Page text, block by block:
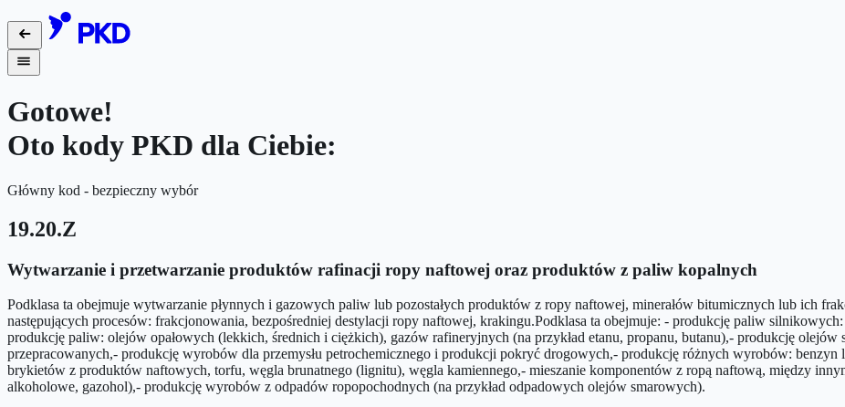
Gotowe!
Oto kody PKD dla Ciebie:
Główny kod - bezpieczny wybór
19.20.Z
Wytwarzanie i przetwarzanie produktów rafinacji ropy naftowej oraz produktów z paliw kopalnych
Podklasa ta obejmuje wytwarzanie płynnych i gazowych paliw lub pozostałych produktów z ropy naftowej, minerałów bitumicznych lub ich
następujących procesów: frakcjonowania, bezpośredniej destylacji ropy naftowej, krakingu.Podklasa ta obejmuje: - produkcję paliw
produkcję paliw: olejów opałowych (lekkich, średnich i ciężkich), gazów rafineryjnych (na przykład etanu, propanu, butanu),- produkcję
przepracowanych,- produkcję wyrobów dla przemysłu petrochemicznego i produkcji pokryć drogowych,- produkcję różnych wyrobów:
brykietów z produktów naftowych, torfu, węgla brunatnego (lignitu), węgla kamiennego,- mieszanie komponentów z ropą naftową, między
alkoholowe, gazohol),- produkcję wyrobów z odpadów ropopochodnych (na przykład odpadowych olejów smarowych).